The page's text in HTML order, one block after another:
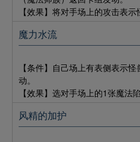
【效果】将对手场上的攻击表示
魔力水流
【条件】自己场上有表侧表示
动。
【效果】选对手场上的1张魔法
风精的加护